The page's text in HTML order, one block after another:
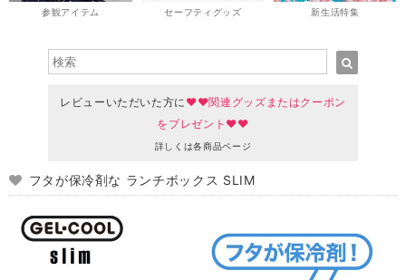
参観アイテム セーフティグッズ 新生活特集
レビューいただいた方に ♥♥関連グッズまたはクーポン
をプレゼント♥♥
詳しくは各商品ページ
フタが保冷剤な ランチボックス SLIM